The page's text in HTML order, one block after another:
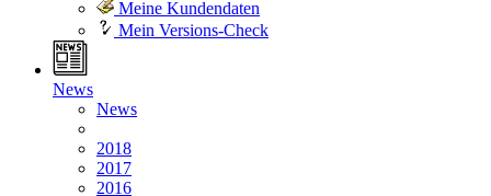
Meine Kundendaten
Mein Versions-Check
News
News
2018
2017
2016